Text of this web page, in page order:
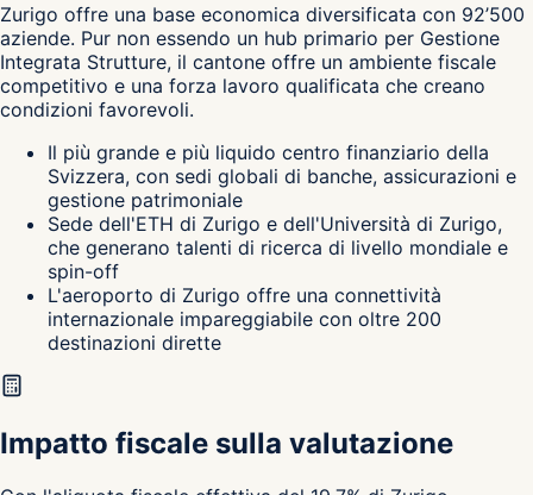
Zurigo offre una base economica diversificata con 92’500
aziende. Pur non essendo un hub primario per Gestione
Integrata Strutture, il cantone offre un ambiente fiscale
competitivo e una forza lavoro qualificata che creano
condizioni favorevoli.
Il più grande e più liquido centro finanziario della
Svizzera, con sedi globali di banche, assicurazioni e
gestione patrimoniale
Sede dell'ETH di Zurigo e dell'Università di Zurigo,
che generano talenti di ricerca di livello mondiale e
spin-off
L'aeroporto di Zurigo offre una connettività
internazionale impareggiabile con oltre 200
destinazioni dirette
Impatto fiscale sulla valutazione